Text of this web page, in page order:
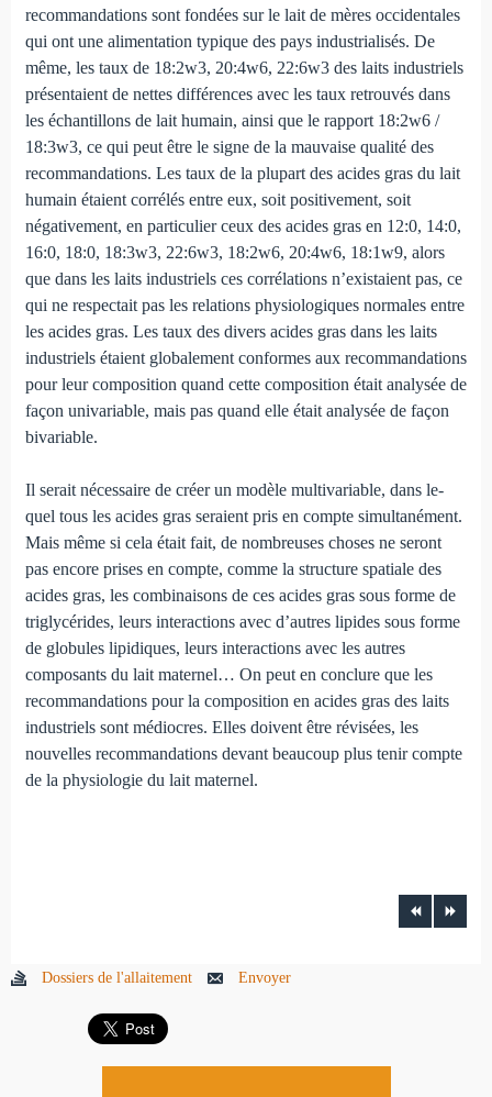
recommandations sont fondées sur le lait de mères occidentales
qui ont une alimenta­tion typique des pays industrialisés. De
même, les taux de 18:2w3, 20:4w6, 22:6w3 des laits industriels
présentaient de nettes différen­ces avec les taux retrouvés dans
les échantillons de lait humain, ainsi que le rapport 18:2w6 /
18:3w3, ce qui peut être le signe de la mauvaise qualité des
recommandations. Les taux de la plupart des acides gras du lait
humain étaient corrélés entre eux, soit positive­ment, soit
négativement, en particulier ceux des acides gras en 12:0, 14:0,
16:0, 18:0, 18:3w3, 22:6w3, 18:2w6, 20:4w6, 18:1w9, alors
que dans les laits industriels ces corrélations n’existaient pas, ce
qui ne respectait pas les relations physiologiques normales entre
les acides gras. Les taux des divers acides gras dans les laits
indus­triels étaient globalement conformes aux recommandations
pour leur composition quand cette composition était analysée de
façon univariable, mais pas quand elle était analysée de façon
bivariable.
Il serait nécessaire de créer un modèle multivariable, dans le­
quel tous les acides gras seraient pris en compte simultanément.
Mais même si cela était fait, de nombreuses choses ne seront
pas encore prises en compte, comme la structure spatiale des
acides gras, les combinaisons de ces acides gras sous forme de
triglycéri­des, leurs interactions avec d’autres lipides sous forme
de globules lipidiques, leurs interactions avec les autres
composants du lait maternel… On peut en conclure que les
recommandations pour la composition en acides gras des laits
industriels sont médiocres. Elles doivent être révisées, les
nouvelles recommandations devant beaucoup plus tenir compte
de la physiologie du lait maternel.
Dossiers de l'allaitement Envoyer